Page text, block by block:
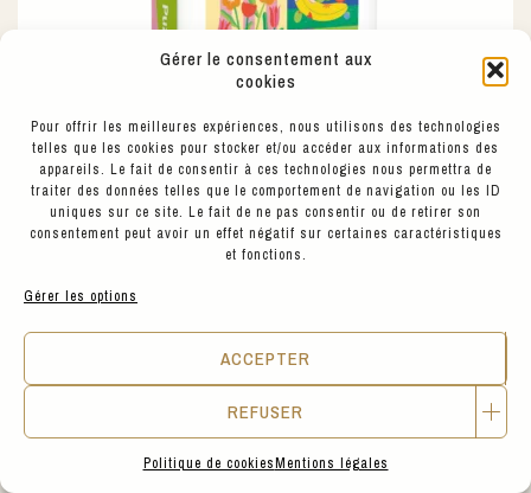
Gérer le consentement aux
cookies
Pour offrir les meilleures expériences, nous utilisons des technologies
telles que les cookies pour stocker et/ou accéder aux informations des
appareils. Le fait de consentir à ces technologies nous permettra de
traiter des données telles que le comportement de navigation ou les ID
uniques sur ce site. Le fait de ne pas consentir ou de retirer son
consentement peut avoir un effet négatif sur certaines caractéristiques
et fonctions.
Gérer les options
ACCEPTER
REFUSER
Politique de cookiesMentions légales
35€
LUNDI EN HUIT
BEST SELLERS